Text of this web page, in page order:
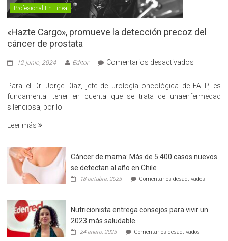
Profesional En Línea
«Hazte Cargo», promueve la detección precoz del
cáncer de prostata
12 junio, 2024 Editor Comentarios desactivados
Cargo»,
promueve
de
Para el Dr. Jorge Díaz, jefe de urología oncológica de FALP, es
fundamental tener en cuenta que se trata de unaenfermedad
silenciosa, por lo
Leer más
Cáncer de mama: Más de 5.400 casos nuevos
se detectan al año en Chile
18 octubre, 2023 Comentarios desactivados
de
Más
Nutricionista entrega consejos para vivir un
2023 más saludable
24 enero, 2023 Comentarios desactivados